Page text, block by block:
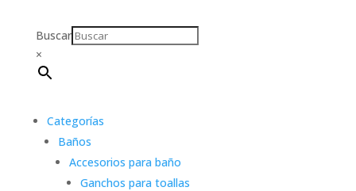
Buscar
×
Categorías
Baños
Accesorios para baño
Ganchos para toallas